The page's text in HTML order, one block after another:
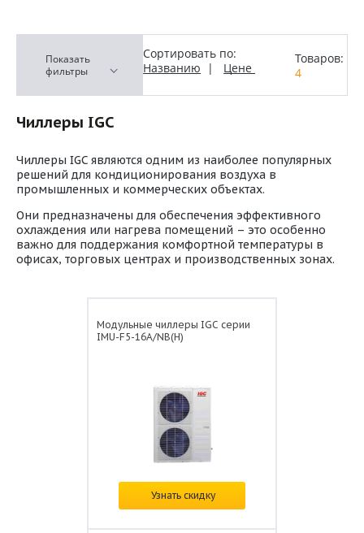
Показать
фильтры
Сортировать по:
Названию | Цене
Товаров:
4
Чиллеры IGC
Чиллеры IGC являются одним из наиболее популярных
решений для кондиционирования воздуха в
промышленных и коммерческих объектах.
Они предназначены для обеспечения эффективного
охлаждения или нагрева помещений – это особенно
важно для поддержания комфортной температуры в
офисах, торговых центрах и производственных зонах.
Модульные чиллеры IGC серии
IMU-F5-16A/NB(H)
по запросу
Узнать скидку